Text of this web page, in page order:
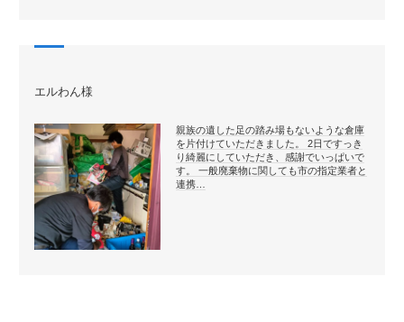
エルわん様
親族の遺した足の踏み場もないような倉庫
を片付けていただきました。 2日ですっき
り綺麗にしていただき、感謝でいっぱいで
す。 一般廃棄物に関しても市の指定業者と
連携…